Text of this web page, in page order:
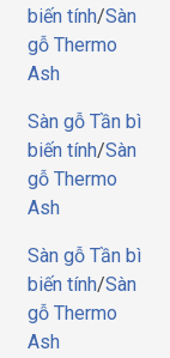
biến tính/Sàn
gỗ Thermo
Ash
Sàn gỗ Tần bì
biến tính/Sàn
gỗ Thermo
Ash
Sàn gỗ Tần bì
biến tính/Sàn
gỗ Thermo
Ash